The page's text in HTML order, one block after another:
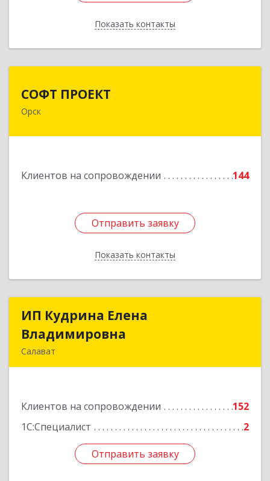
Показать контакты
Назад
СОФТ ПРОЕКТ
Орск
Клиентов на сопровождении 144
Отправить заявку
Показать контакты
Отправить заявку
Назад
ИП Кудрина Елена
Владимировна
Салават
Клиентов на сопровождении
152
1С:Специалист
2
Отправить заявку
ИП Кудрина Елена
Подробнее
Отправить заявку